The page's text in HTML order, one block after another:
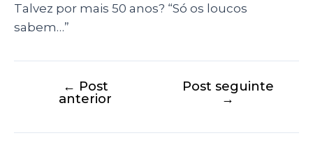
Talvez por mais 50 anos? “Só os loucos
sabem…”
← Post
anterior
Post seguinte
→